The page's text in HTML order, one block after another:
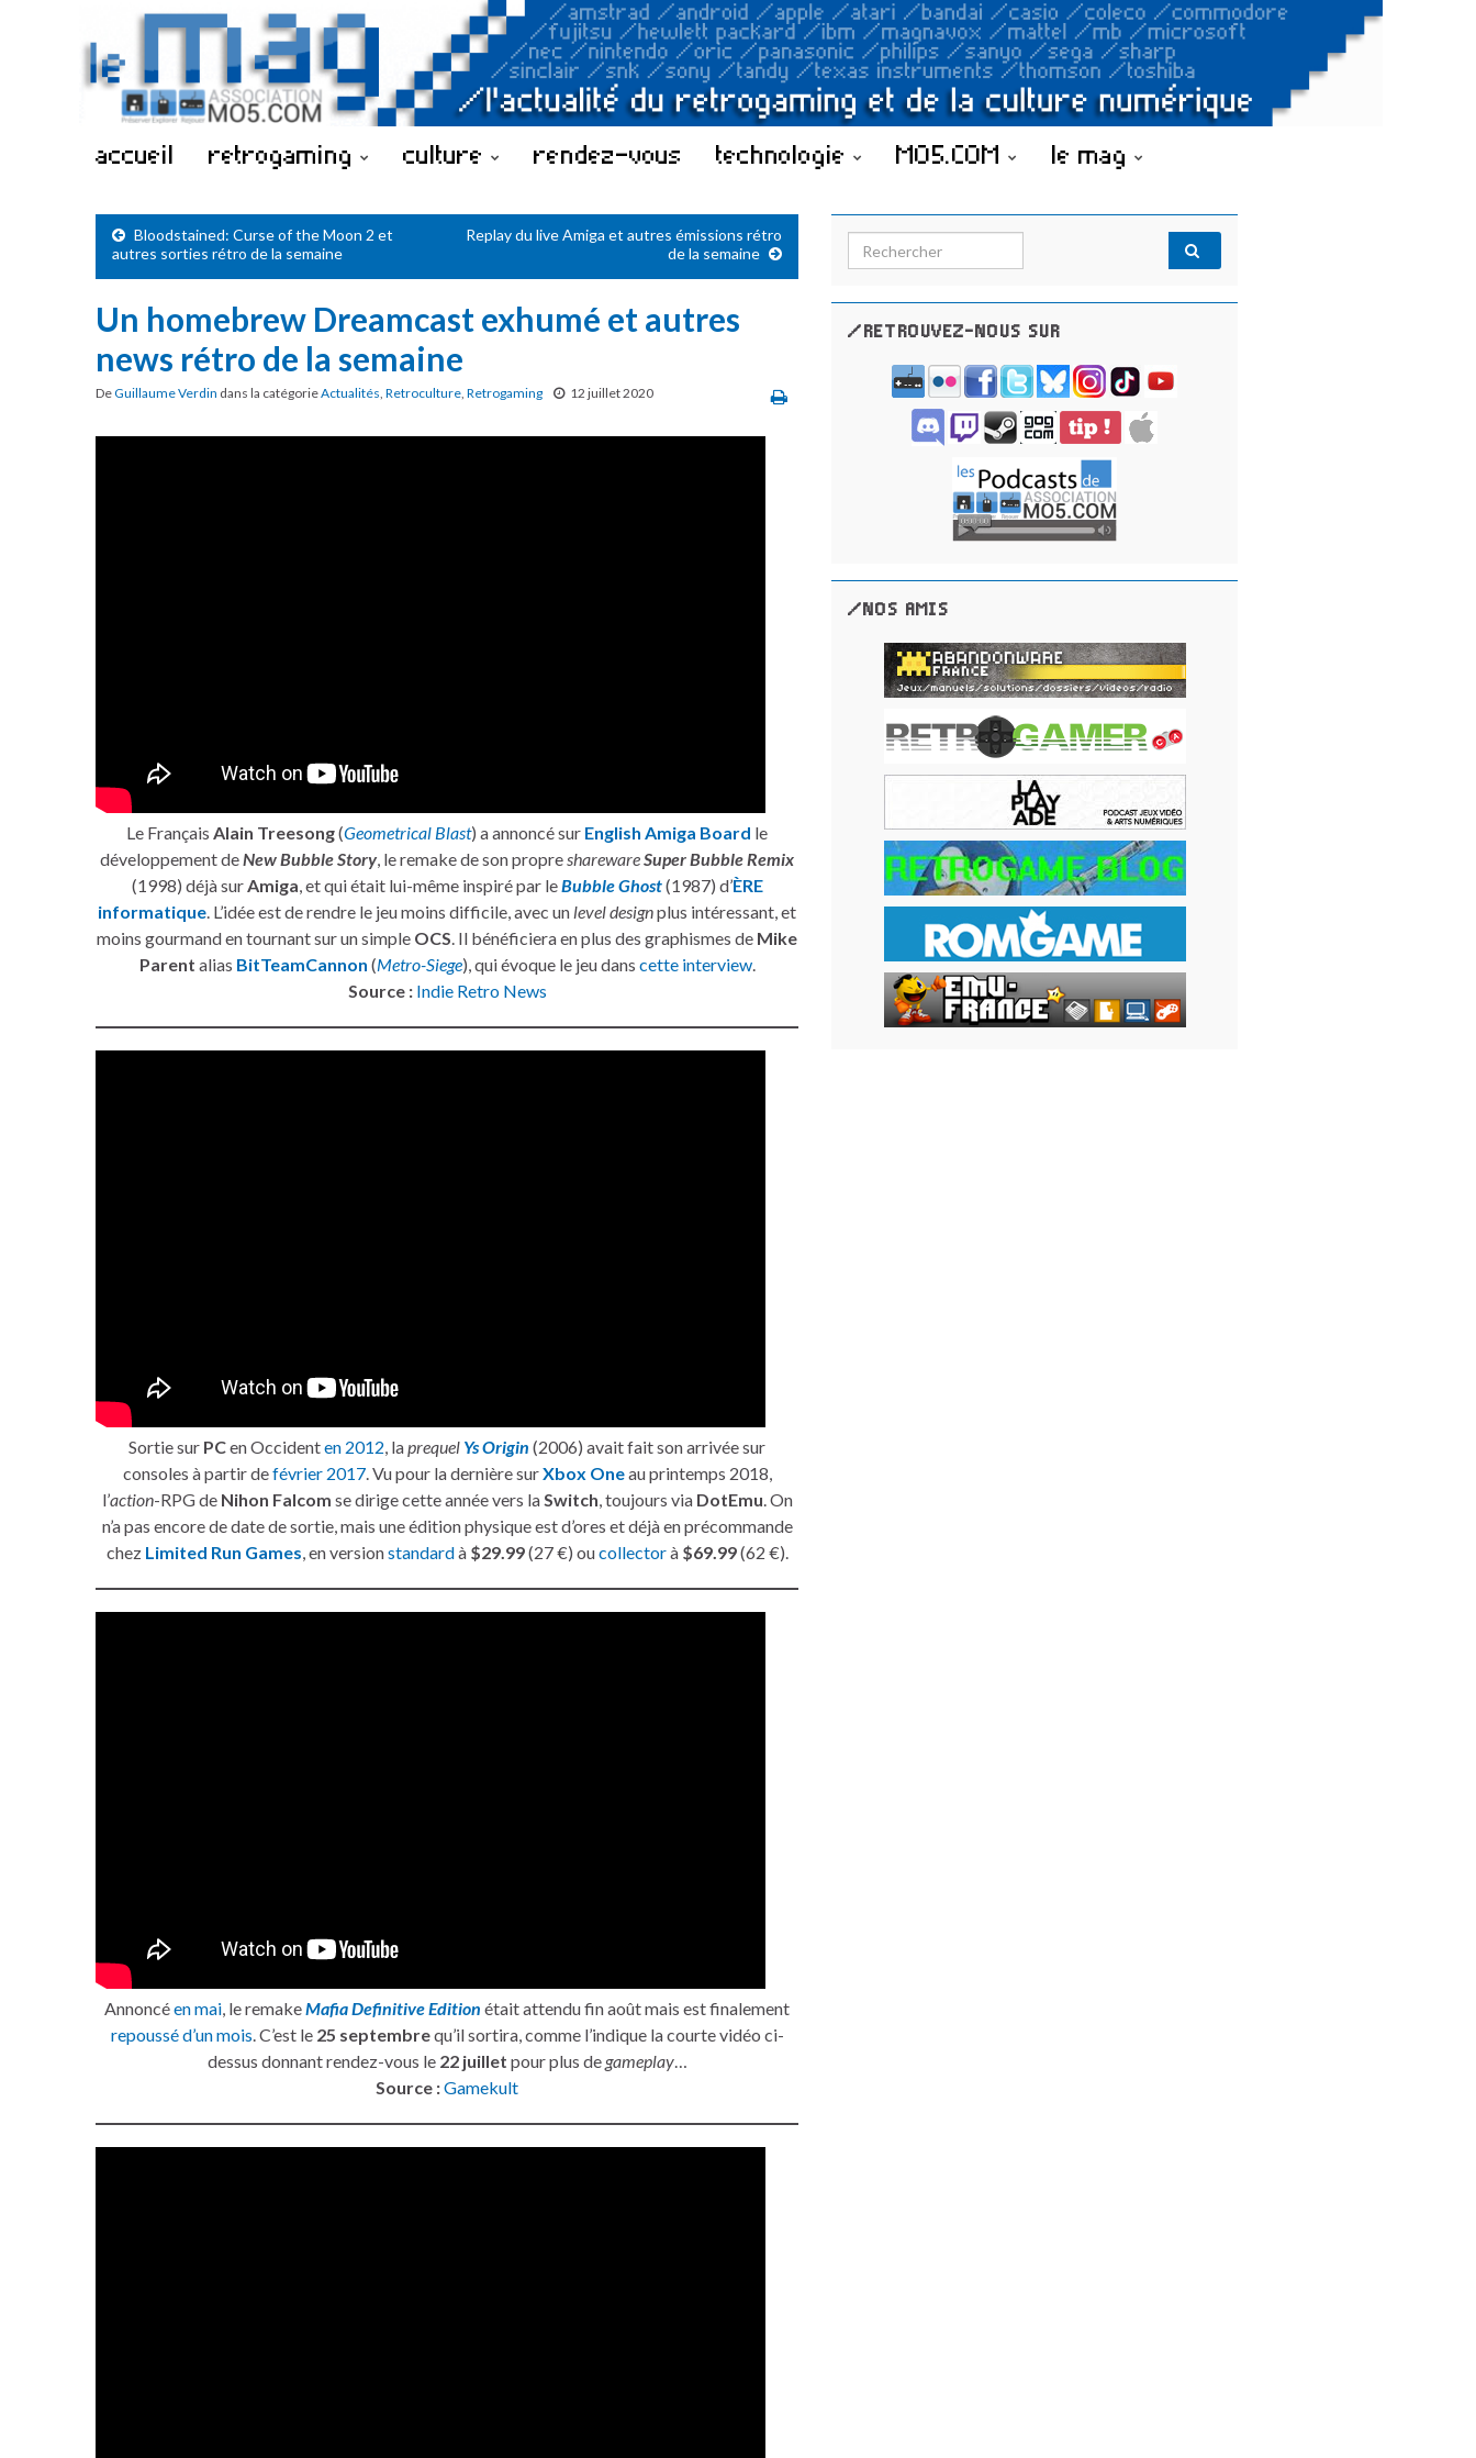
accueil retrogaming culture rendez-vous technologie MO5.COM le mag
Bloodstained: Curse of the Moon 2 et
autres sorties rétro de la semaine
Replay du live Amiga et autres émissions rétro
de la semaine
Un homebrew Dreamcast exhumé et autres
news rétro de la semaine
DeGuillaume Verdin dans la catégorieActualités, Retroculture, Retrogaming 12 juillet 2020
Le Français Alain Treesong(Geometrical Blast) a annoncé sur English Amiga Board le
développement deNew Bubble Story, le remake de son propresharewareSuper Bubble Remix
(1998) déjà surAmiga, et qui était lui-même inspiré par leBubble Ghost(1987) d’ÈRE
informatique. L’idée est de rendre le jeu moins difficile, avec un level designplus intéressant, et
moins gourmand en tournant sur un simple OCS. Il bénéficiera en plus des graphismes de Mike
Parent alias BitTeamCannon (Metro-Siege), qui évoque le jeu dans cette interview.
Source : Indie Retro News
Sortie sur PCen Occidenten 2012, laprequel Ys Origin (2006) avait fait son arrivée sur
consoles à partir defévrier 2017. Vu pour la dernière surXbox Oneau printemps 2018,
l’action-RPG de Nihon Falcom se dirige cette année vers laSwitch, toujours via DotEmu. On
n’a pas encore de date de sortie, mais une édition physique est d’ores et déjà en précommande
chez Limited Run Games, en versionstandardà $29.99(27 €) oucollectorà $69.99(62 €).
Annoncéen mai, le remakeMafia Definitive Edition était attendu fin août mais est finalement
repoussé d’un mois. C’est le 25 septembrequ’il sortira, comme l’indique la courte vidéo ci-
dessus donnant rendez-vous le 22 juillet pour plus de gameplay…
Source :Gamekult
Search for:
/RETROUVEZ-NOUS SUR
/NOS AMIS